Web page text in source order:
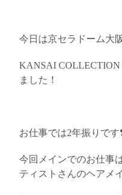
今日は京セラドーム大
KANSAI COLLECTION
ました！
お仕事では2年振りです
今回メインでのお仕事
ティストさんのヘアメ